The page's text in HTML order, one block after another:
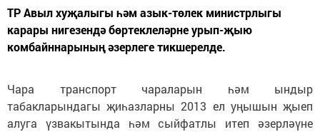
ТР Авыл хуҗалыгы һәм азык-төлек министрлыгы
карары нигезендә бөртеклеләрне урып-җыю
комбайннарының әзерлеге тикшерелде.
Чара транспорт чараларын һәм ындыр
табакларындагы җиһазларны 2013 ел уңышын җыеп
алуга үзвакытында һәм сыйфатлы итеп әзерләүне